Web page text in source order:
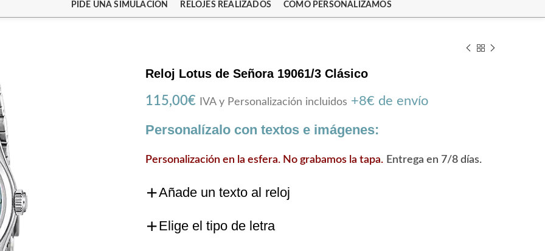
PIDE UNA SIMULACIÓN RELOJES REALIZADOS CÓMO PERSONALIZAMOS
Reloj Lotus de Señora 19061/3 Clásico
115,00€ IVA y Personalización incluidos +8€ de envío
Personalízalo con textos e imágenes:
Personalización en la esfera. No grabamos la tapa. Entrega en 7/8 días.
Añade un texto al reloj
Elige el tipo de letra